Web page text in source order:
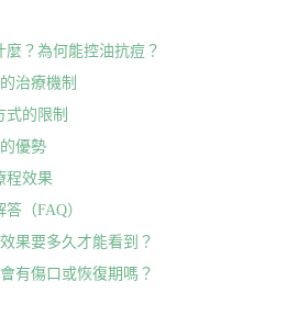
麼？為何能控油抗痘？
治療機制
式的限制
優勢
程效果
（FAQ）
果要多久才能看到？
有傷口或恢復期嗎？